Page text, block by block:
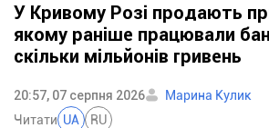
У Кривому Розі продають
якому раніше працювали
скільки мільйонів гривень
20:57, 07 серпня 2026
Марина Кулик
Читати UA RU